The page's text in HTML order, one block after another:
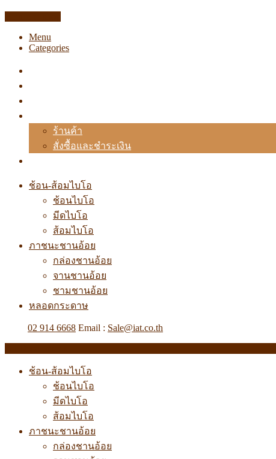
Menu
Categories
ร้านค้า
สั่งซื้อและชำระเงิน
ช้อน-ส้อมไบโอ
ช้อนไบโอ
มีดไบโอ
ส้อมไบโอ
ภาชนะชานอ้อย
กล่องชานอ้อย
จานชานอ้อย
ชามชานอ้อย
หลอดกระดาษ
02 914 6668 Email : Sale@iat.co.th
ช้อน-ส้อมไบโอ
ช้อนไบโอ
มีดไบโอ
ส้อมไบโอ
ภาชนะชานอ้อย
กล่องชานอ้อย